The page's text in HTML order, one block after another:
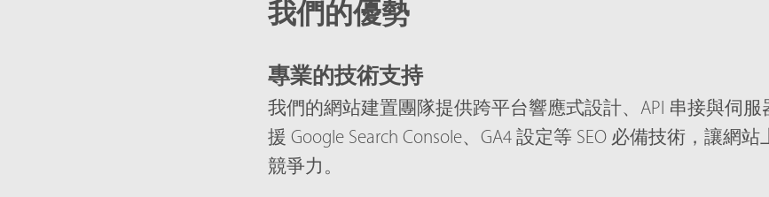
我們的優勢
專業的技術支持
我們的網站建置團隊提供跨平台響應式設計、API 串接與伺
援 Google Search Console、GA4 設定等 SEO 必備技術，讓網
競爭力。